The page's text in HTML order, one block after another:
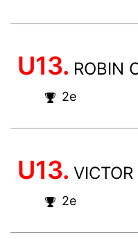
U13. ROBIN
2e
U13.
2e